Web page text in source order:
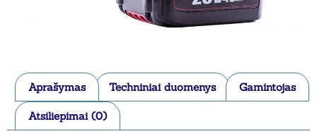
Aprašymas Techniniai duomenys Gamintojas
Atsiliepimai (0)